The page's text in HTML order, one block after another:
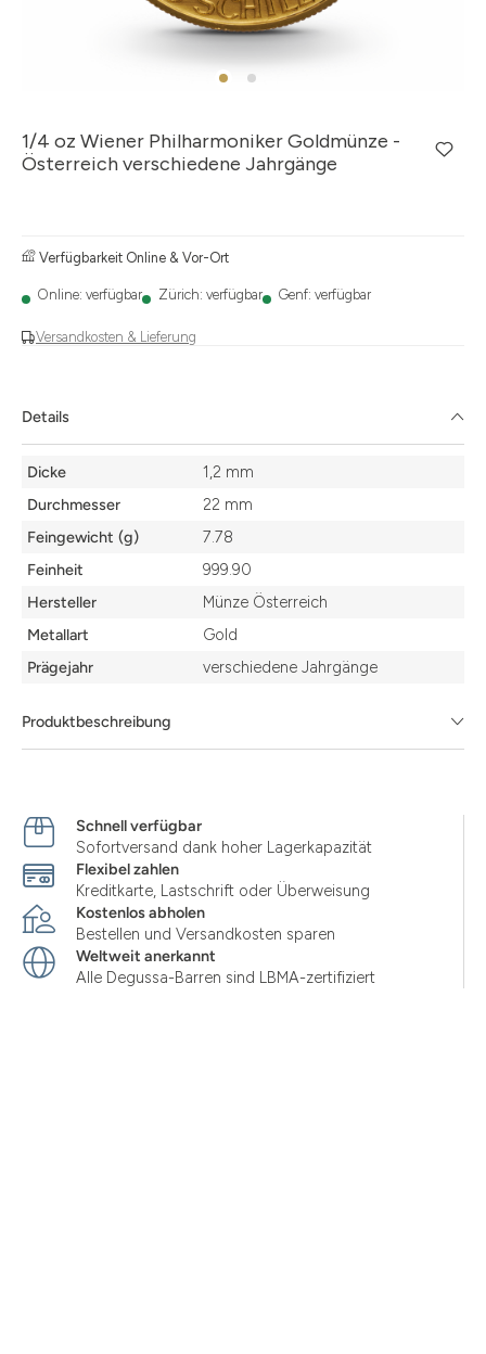
1/4 oz Wiener Philharmoniker Goldmünze -
Österreich verschiedene Jahrgänge
Versandkosten & Lieferung
Verfügbarkeit Online & Vor-Ort
Online: verfügbar Zürich: verfügbar Genf: verfügbar
Details
Produktbeschreibung
Details
Dicke
1,2 mm
Durchmesser
22 mm
Feingewicht (g)
7.78
Feinheit
999.90
Hersteller
Münze Österreich
Metallart
Gold
Prägejahr
verschiedene Jahrgänge
Schnell verfügbar
Sofortversand dank hoher Lagerkapazität
Flexibel zahlen
Kreditkarte, Lastschrift oder Überweisung
Kostenlos abholen
Bestellen und Versandkosten sparen
Weltweit anerkannt
Alle Degussa-Barren sind LBMA-zertifiziert